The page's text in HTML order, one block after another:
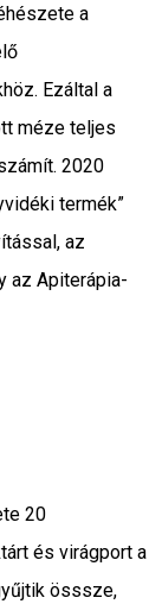
a
Ezáltal a
méze teljes
2020
termék”
az
az Apiterápia-
20
és virágport a
össsze,